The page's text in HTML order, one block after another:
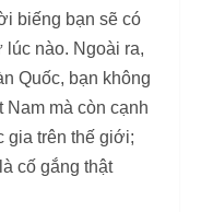
biếng bạn sẽ có
lúc nào. Ngoài ra,
Quốc, bạn không
mà còn cạnh
gia trên thế giới;
cố gắng thật